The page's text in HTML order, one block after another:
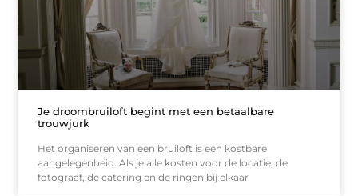
Je droombruiloft begint met een betaalbare
trouwjurk
Het organiseren van een bruiloft is een kostbare
aangelegenheid. Als je alle kosten voor de locatie, de
fotograaf, de catering en de ringen bij elkaar